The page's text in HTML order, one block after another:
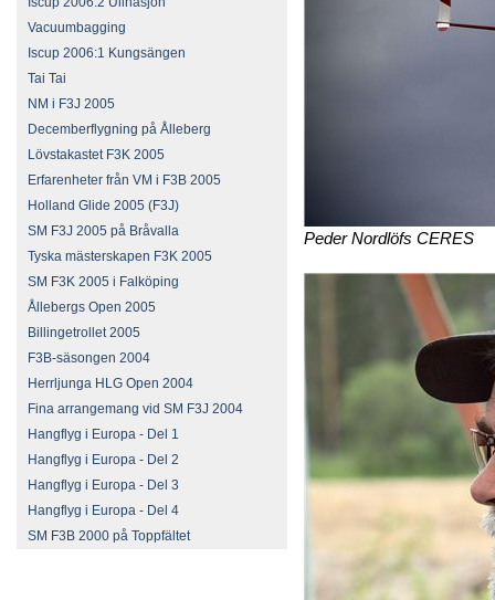
Vacuumbagging
Iscup 2006:1 Kungsängen
Tai Tai
NM i F3J 2005
Decemberflygning på Ålleberg
Lövstakastet F3K 2005
Erfarenheter från VM i F3B 2005
Holland Glide 2005 (F3J)
SM F3J 2005 på Bråvalla
Tyska mästerskapen F3K 2005
SM F3K 2005 i Falköping
Ållebergs Open 2005
Billingetrollet 2005
F3B-säsongen 2004
Herrljunga HLG Open 2004
Fina arrangemang vid SM F3J 2004
Hangflyg i Europa - Del 1
Hangflyg i Europa - Del 2
Hangflyg i Europa - Del 3
Hangflyg i Europa - Del 4
SM F3B 2000 på Toppfältet
Peder Nordlöfs CERES